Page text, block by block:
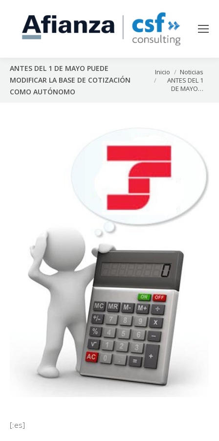
ANTES DEL 1 DE MAYO PUEDE
MODIFICAR LA BASE DE COTIZACIÓN
COMO AUTÓNOMO
Estás aquí:
Inicio
Noticias
ANTES DEL 1
DE MAYO…
[:es]